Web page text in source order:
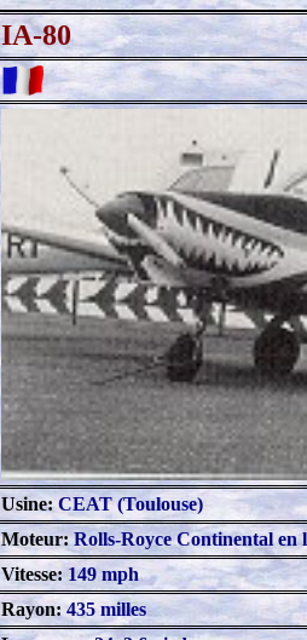
IA-80
Usine: CEAT (Toulouse)
Moteur:Rolls-Royce Continental en
Vitesse:149 mph
Rayon: 435 milles